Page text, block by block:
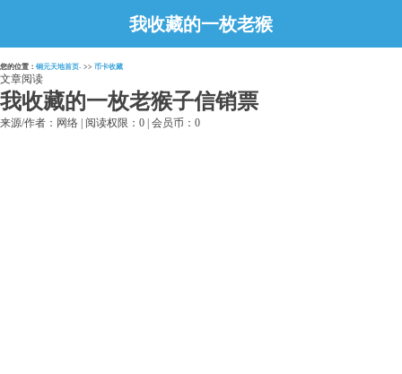
我收藏的一枚老猴
子信销票
您的位置： 铜元天地首页- >> 币卡收藏
文章阅读
我收藏的一枚老猴子信销票
来源/作者：网络 | 阅读权限：0 | 会员币：0